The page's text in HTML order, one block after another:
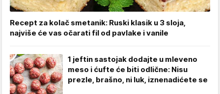
Recept za kolač smetanik: Ruski klasik u 3 sloja,
najviše će vas očarati fil od pavlake i vanile
1 jeftin sastojak dodajte u mleveno
meso i ćufte će biti odlične: Nisu
prezle, brašno, ni luk, iznenadićete se